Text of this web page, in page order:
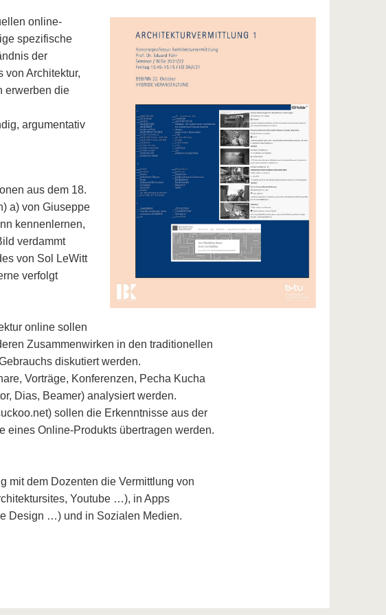
online-
spezifische
der
von Architektur,
erwerben die
argumentativ
aus dem 18.
a) von Giuseppe
kennenlernen,
verdammt
von Sol LeWitt
verfolgt
online sollen
Zusammenwirken in den traditionellen
diskutiert werden.
Vorträge, Konferenzen, Pecha Kucha
Dias, Beamer) analysiert werden.
sollen die Erkenntnisse aus der
eines Online-Produkts übertragen werden.
mit dem Dozenten die Vermittlung von
Youtube …), in Apps
Design …) und in Sozialen Medien.